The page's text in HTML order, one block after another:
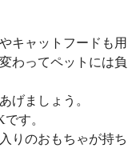
キャットフードも用
わってペットには負
げましょう。
す。
りのおもちゃが持ち